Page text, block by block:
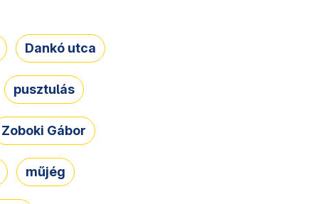
Dankó utca
pusztulás
Zoboki Gábor
műjég